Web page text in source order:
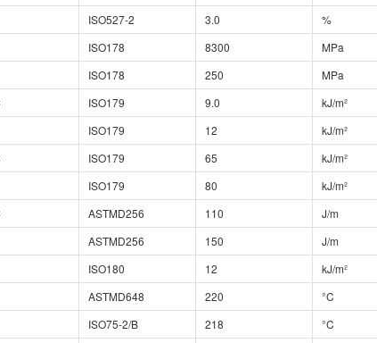
ISO527-2 3.0
%
ISO178 8300
MPa
ISO178 250 MPa
ISO179 9.0
kJ/m²
ISO179 12 kJ/m²
ISO179 65
kJ/m²
ISO179 80 kJ/m²
ASTMD256 110
J/m
ASTMD256 150
J/m
ISO180 12 kJ/m²
ASTMD648 220
°C
ISO75-2/B 218
°C